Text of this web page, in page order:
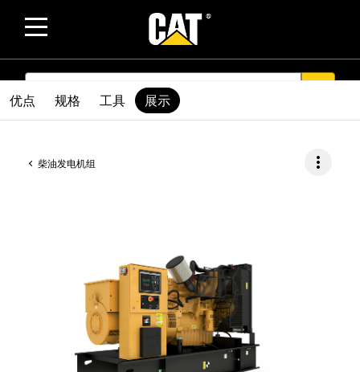
SEARCH
柴油发电机组 more_vert
优点 规格 工具 展示